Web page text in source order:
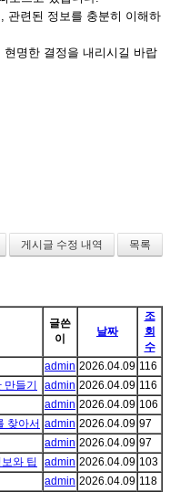
관련된 정보를 충분히 이해하
명한 결정을 내리시길 바랍
게시글 수정 내역 목록
글쓴
이
날짜
조
회
수
admin 2026.04.09 116
들기 admin 2026.04.09 116
admin 2026.04.09 106
찾아서 admin 2026.04.09 97
admin 2026.04.09 97
와 팁 admin 2026.04.09 103
admin 2026.04.09 118